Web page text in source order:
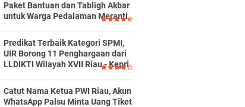
Paket Bantuan dan Tabligh Akbar
untuk Warga Pedalaman Meranti
Predikat Terbaik Kategori SPMI,
UIR Borong 11 Penghargaan dari
LLDIKTI Wilayah XVII Riau - Kepri
Catut Nama Ketua PWI Riau, Akun
WhatsApp Palsu Minta Uang Tiket